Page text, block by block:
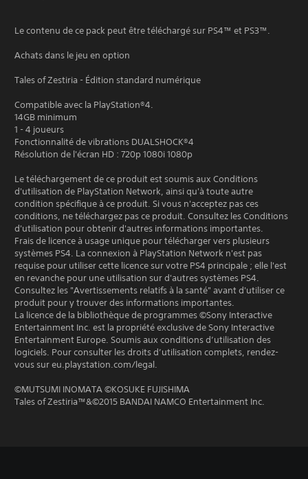
Le contenu de ce pack peut être téléchargé sur PS4™ et PS3™.
Achats dans le jeu en option
Tales of Zestiria - Édition standard numérique
Compatible avec la PlayStation®4.
14GB minimum
1 - 4 joueurs
Fonctionnalité de vibrations DUALSHOCK®4
Résolution de l'écran HD : 720p 1080i 1080p
Le téléchargement de ce produit est soumis aux Conditions
d'utilisation de PlayStation Network, ainsi qu'à toute autre
condition spécifique à ce produit. Si vous n'acceptez pas ces
conditions, ne téléchargez pas ce produit. Consultez les Conditions
d'utilisation pour obtenir d'autres informations importantes.
Frais de licence à usage unique pour télécharger vers plusieurs
systèmes PS4. La connexion à PlayStation Network n'est pas
requise pour utiliser cette licence sur votre PS4 principale ; elle l'est
en revanche pour une utilisation sur d'autres systèmes PS4.
Consultez les "Avertissements relatifs à la santé" avant d'utiliser ce
produit pour y trouver des informations importantes.
La licence de la bibliothèque de programmes ©Sony Interactive
Entertainment Inc. est la propriété exclusive de Sony Interactive
Entertainment Europe. Soumis aux conditions d’utilisation des
logiciels. Pour consulter les droits d’utilisation complets, rendez-
vous sur eu.playstation.com/legal.
©MUTSUMI INOMATA ©KOSUKE FUJISHIMA
Tales of Zestiria™&©2015 BANDAI NAMCO Entertainment Inc.